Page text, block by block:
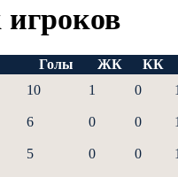
игроков
Голы ЖК
КК
10 1 0
6 0 0
5 0 0